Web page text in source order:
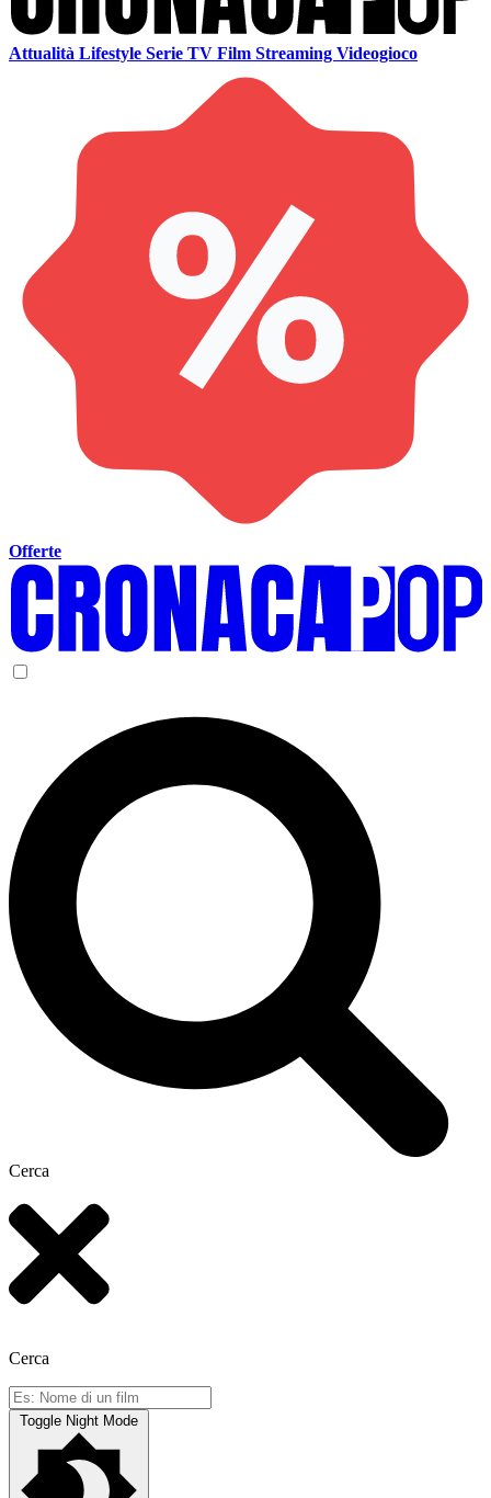
Attualità Lifestyle Serie TV Film Streaming Videogioco
Offerte
Cerca
Cerca
Toggle Night Mode